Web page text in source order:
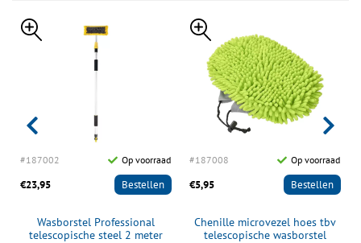
#187002 Op voorraad
€23,95 Bestellen
Wasborstel Professional
telescopische steel 2 meter
#187008 Op voorraad
€5,95 Bestellen
Chenille microvezel hoes tbv
telescopische wasborstel